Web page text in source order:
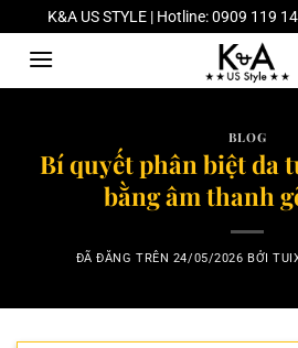
Chuyển
đến
dung
K&A US STYLE | Hotline: 0909 119
BLOG
Bí quyết phân biệt da
bằng âm thanh
ĐÃ ĐĂNG TRÊN 24/05/2026 BỞI